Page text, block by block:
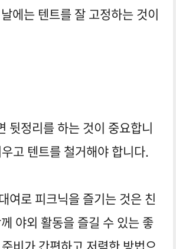
에는 텐트를 잘 고정하는 것이
뒷정리를 하는 것이 중요합니
고 텐트를 철거해야 합니다.
여로 피크닉을 즐기는 것은 친
야외 활동을 즐길 수 있는 좋